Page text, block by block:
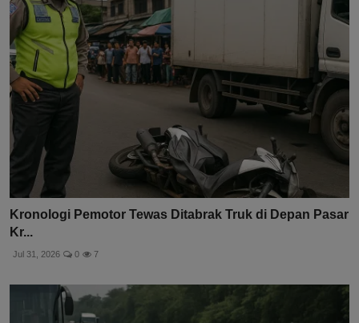
Kronologi Pemotor Tewas Ditabrak Truk di Depan Pasar
Kr...
Jul 31, 2026 0 7